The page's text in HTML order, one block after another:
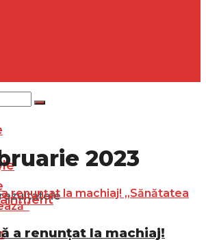
2023
a renunțat la machiaj!